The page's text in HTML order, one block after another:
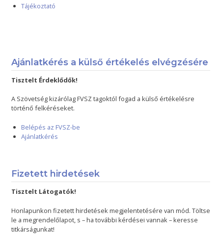
Tájékoztató
Ajánlatkérés a külső értékelés elvégzésére
Tisztelt Érdeklődők!
A Szövetség kizárólag FVSZ tagoktól fogad a külső értékelésre
történő felkéréseket.
Belépés az FVSZ-be
Ajánlatkérés
Fizetett hirdetések
Tisztelt Látogatók!
Honlapunkon fizetett hirdetések megjelentetésére van mód. Töltse
le a megrendelőlapot, s – ha további kérdései vannak – keresse
titkárságunkat!